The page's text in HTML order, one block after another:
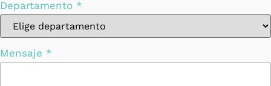
Departamento *
Mensaje *